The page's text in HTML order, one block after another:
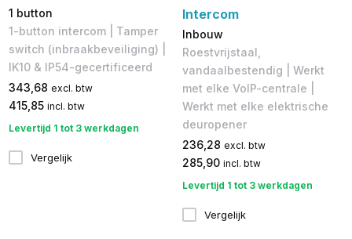
1 button
1-button intercom | Tamper
switch (inbraakbeveiliging) |
IK10 & IP54-gecertificeerd
343,68 excl. btw
415,85 incl. btw
Levertijd 1 tot 3 werkdagen
Vergelijk
Intercom
Inbouw
Roestvrijstaal,
vandaalbestendig | Werkt
met elke VoIP-centrale |
Werkt met elke elektrische
deuropener
236,28 excl. btw
285,90 incl. btw
Levertijd 1 tot 3 werkdagen
Vergelijk